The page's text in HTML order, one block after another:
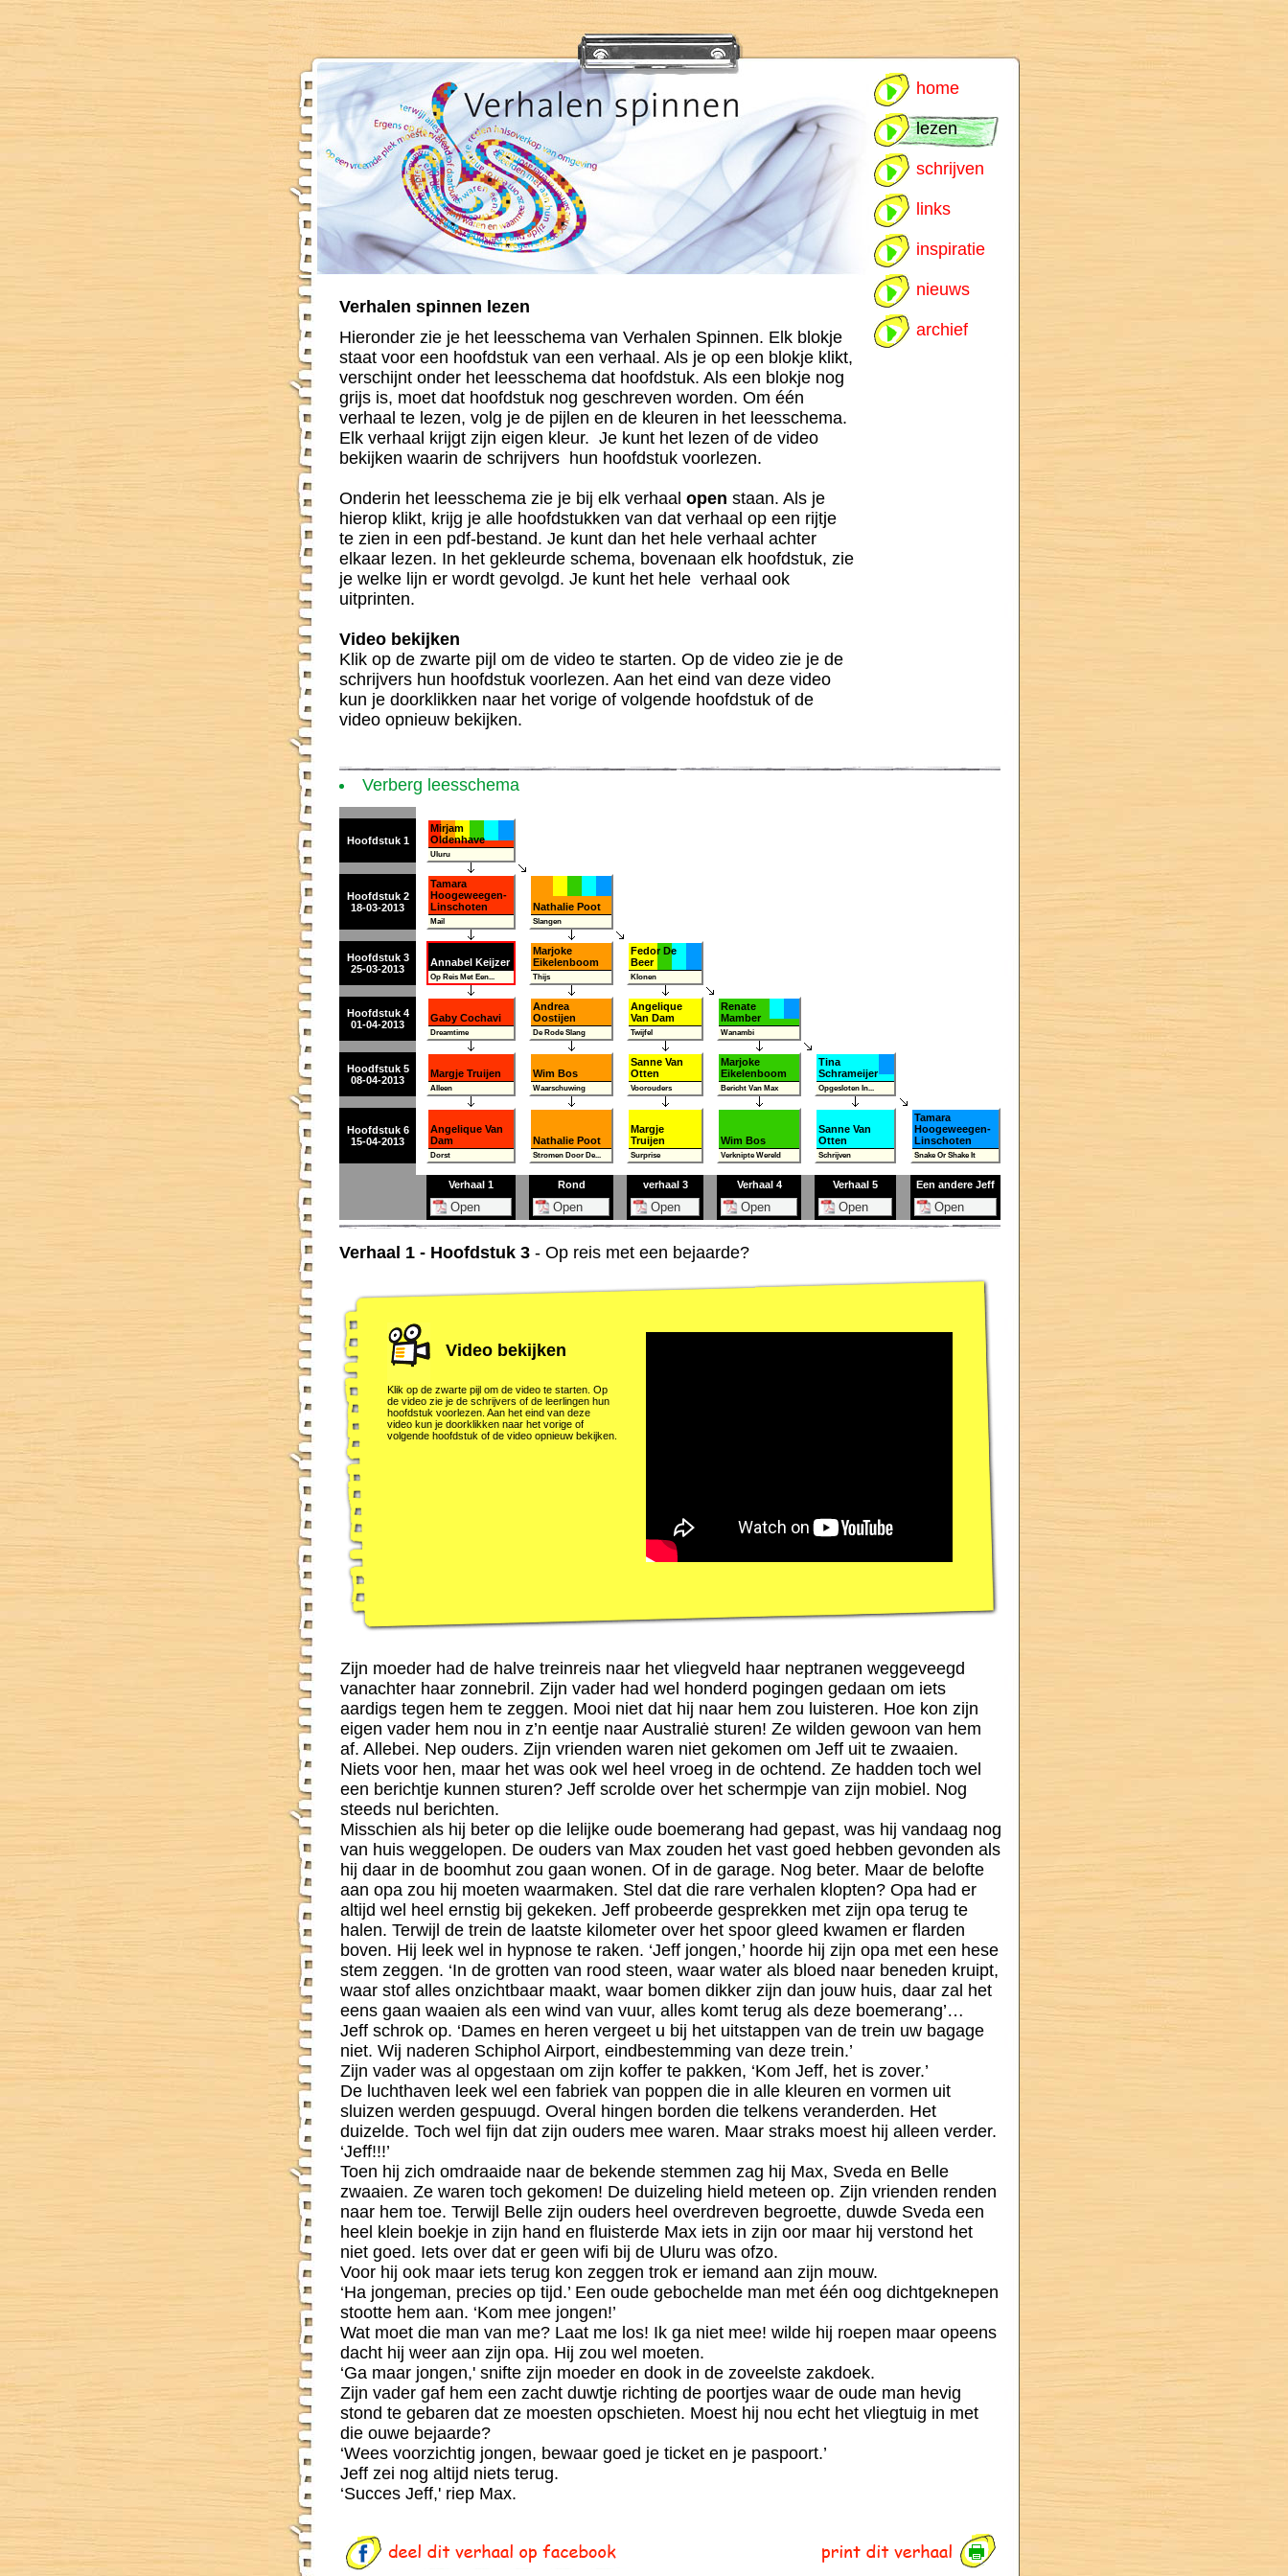
Verhalen spinnen lezen
Hieronder zie je het leesschema van Verhalen Spinnen. Elk blokje
staat voor een hoofdstuk van een verhaal. Als je op een blokje klikt,
verschijnt onder het leesschema dat hoofdstuk. Als een blokje nog
grijs is, moet dat hoofdstuk nog geschreven worden. Om één
verhaal te lezen, volg je de pijlen en de kleuren in het leesschema.
Elk verhaal krijgt zijn eigen kleur. Je kunt het lezen of de video
bekijken waarin de schrijvers hun hoofdstuk voorlezen.
Onderin het leesschema zie je bij elk verhaal open staan. Als je
hierop klikt, krijg je alle hoofdstukken van dat verhaal op een rijtje
te zien in een pdf-bestand. Je kunt dan het hele verhaal achter
elkaar lezen. In het gekleurde schema, bovenaan elk hoofdstuk, zie
je welke lijn er wordt gevolgd. Je kunt het hele verhaal ook
uitprinten.
Video bekijken
Klik op de zwarte pijl om de video te starten. Op de video zie je de
schrijvers hun hoofdstuk voorlezen. Aan het eind van deze video
kun je doorklikken naar het vorige of volgende hoofdstuk of de
video opnieuw bekijken.
home
lezen
schrijven
links
inspiratie
nieuws
archief
Verberg leesschema
Hoofdstuk 1
Mirjam
Oldenhave
Uluru
Hoofdstuk 2
18-03-2013
Tamara
Hoogeweegen-
Linschoten
Mail
Nathalie Poot
Slangen
Hoofdstuk 3
25-03-2013
Annabel Keijzer
Op Reis Met Een...
Marjoke
Eikelenboom
Thijs
Fedor De
Beer
Klonen
Hoofdstuk 4
01-04-2013
Gaby Cochavi
Dreamtime
Andrea
Oostijen
De Rode Slang
Angelique
Van Dam
Twijfel
Renate
Mamber
Wanambi
Hoodfstuk 5
08-04-2013
Margje Truijen
Alleen
Wim Bos
Waarschuwing
Sanne Van
Otten
Voorouders
Marjoke
Eikelenboom
Bericht Van Max
Tina
Schrameijer
Opgesloten In...
Hoofdstuk 6
15-04-2013
Angelique Van
Dam
Dorst
Nathalie Poot
Stromen Door De...
Margje
Truijen
Surprise
Wim Bos
Verknipte Wereld
Sanne Van
Otten
Schrijven
Tamara
Hoogeweegen-
Linschoten
Snake Or Shake It
Verhaal 1 Rond verhaal 3 Verhaal 4 Verhaal 5 Een andere Jeff
Verhaal 1 - Hoofdstuk 3 - Op reis met een bejaarde?
Video bekijken
Klik op de zwarte pijl om de video te starten. Op
de video zie je de schrijvers of de leerlingen hun
hoofdstuk voorlezen. Aan het eind van deze
video kun je doorklikken naar het vorige of
volgende hoofdstuk of de video opnieuw bekijken.
Zijn moeder had de halve treinreis naar het vliegveld haar neptranen weggeveegd
vanachter haar zonnebril. Zijn vader had wel honderd pogingen gedaan om iets
aardigs tegen hem te zeggen. Mooi niet dat hij naar hem zou luisteren. Hoe kon zijn
eigen vader hem nou in z’n eentje naar Australiė sturen! Ze wilden gewoon van hem
af. Allebei. Nep ouders. Zijn vrienden waren niet gekomen om Jeff uit te zwaaien.
Niets voor hen, maar het was ook wel heel vroeg in de ochtend. Ze hadden toch wel
een berichtje kunnen sturen? Jeff scrolde over het schermpje van zijn mobiel. Nog
steeds nul berichten.
Misschien als hij beter op die lelijke oude boemerang had gepast, was hij vandaag nog
van huis weggelopen. De ouders van Max zouden het vast goed hebben gevonden als
hij daar in de boomhut zou gaan wonen. Of in de garage. Nog beter. Maar de belofte
aan opa zou hij moeten waarmaken. Stel dat die rare verhalen klopten? Opa had er
altijd wel heel ernstig bij gekeken. Jeff probeerde gesprekken met zijn opa terug te
halen. Terwijl de trein de laatste kilometer over het spoor gleed kwamen er flarden
boven. Hij leek wel in hypnose te raken. ‘Jeff jongen,’ hoorde hij zijn opa met een hese
stem zeggen. ‘In de grotten van rood steen, waar water als bloed naar beneden kruipt,
waar stof alles onzichtbaar maakt, waar bomen dikker zijn dan jouw huis, daar zal het
eens gaan waaien als een wind van vuur, alles komt terug als deze boemerang’…
Jeff schrok op. ‘Dames en heren vergeet u bij het uitstappen van de trein uw bagage
niet. Wij naderen Schiphol Airport, eindbestemming van deze trein.’
Zijn vader was al opgestaan om zijn koffer te pakken, ‘Kom Jeff, het is zover.’
De luchthaven leek wel een fabriek van poppen die in alle kleuren en vormen uit
sluizen werden gespuugd. Overal hingen borden die telkens veranderden. Het
duizelde. Toch wel fijn dat zijn ouders mee waren. Maar straks moest hij alleen verder.
‘Jeff!!!’
Toen hij zich omdraaide naar de bekende stemmen zag hij Max, Sveda en Belle
zwaaien. Ze waren toch gekomen! De duizeling hield meteen op. Zijn vrienden renden
naar hem toe. Terwijl Belle zijn ouders heel overdreven begroette, duwde Sveda een
heel klein boekje in zijn hand en fluisterde Max iets in zijn oor maar hij verstond het
niet goed. Iets over dat er geen wifi bij de Uluru was ofzo.
Voor hij ook maar iets terug kon zeggen trok er iemand aan zijn mouw.
‘Ha jongeman, precies op tijd.’ Een oude gebochelde man met één oog dichtgeknepen
stootte hem aan. ‘Kom mee jongen!’
Wat moet die man van me? Laat me los! Ik ga niet mee! wilde hij roepen maar opeens
dacht hij weer aan zijn opa. Hij zou wel moeten.
‘Ga maar jongen,' snifte zijn moeder en dook in de zoveelste zakdoek.
Zijn vader gaf hem een zacht duwtje richting de poortjes waar de oude man hevig
stond te gebaren dat ze moesten opschieten. Moest hij nou echt het vliegtuig in met
die ouwe bejaarde?
‘Wees voorzichtig jongen, bewaar goed je ticket en je paspoort.’
Jeff zei nog altijd niets terug.
‘Succes Jeff,' riep Max.